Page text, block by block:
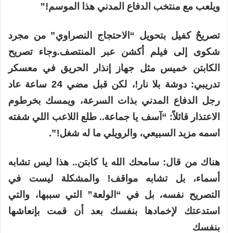
ويلعب مع منتخب الدفاع المدني هذا الموسم!”
تصريحٌ كفيل بتحويل “الاحتجاج النصراوي” من مجرد
شكوى إلى فيلم أكشن عبر المنتصف.وجاء تصريح
الكابتن خميس مثل جهاز إنذار الحريق في معسكر
تدريبي: دوشة بلا نار!، لكن قبل مضي 24 ساعة عاد
رجل الدفاع المدني بذات السرعة، ويمسك بخرطوم
الاعتذار قائلاً: “آسف يا جماعة.. طلع اللاعب اللي شفته
اسمه مزيد السبيعي، والرويلي ما له شغل!”.
هناك من قال: سامحك الله يا كابتن.. هذا ليس تشابه
أسماء، بل تشابه مواقف! والمشكلة ليست في
التصريح نفسه، بل في “الولعة” التي سببها، والتي
استدعتك لإخمادها بنفسك بعد أن قمت بإنعاشها
بنفسك